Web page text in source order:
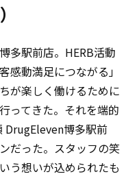
多駅前店。HERB活動
感動満足につながる」
が楽しく働けるために
ってきた。それを端的
DrugEleven博多駅前
だった。スタッフの笑
う想いが込められたも